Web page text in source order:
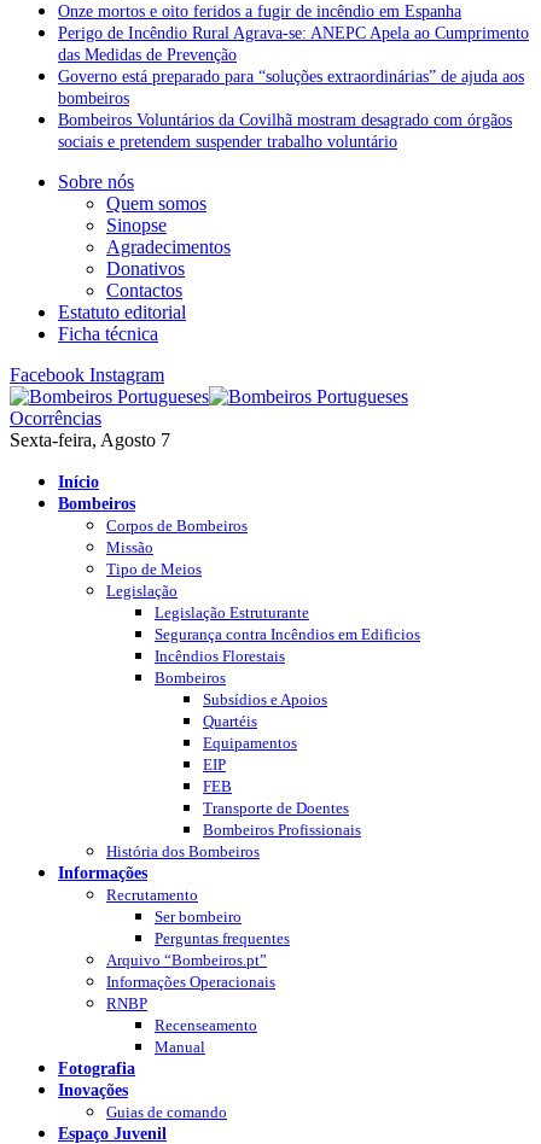
Onze mortos e oito feridos a fugir de incêndio em Espanha
Perigo de Incêndio Rural Agrava-se: ANEPC Apela ao Cumprimento
das Medidas de Prevenção
Governo está preparado para “soluções extraordinárias” de ajuda aos
bombeiros
Bombeiros Voluntários da Covilhã mostram desagrado com órgãos
sociais e pretendem suspender trabalho voluntário
Sobre nós
Quem somos
Sinopse
Agradecimentos
Donativos
Contactos
Estatuto editorial
Ficha técnica
Facebook Instagram
Ocorrências
Sexta-feira, Agosto 7
Início
Bombeiros
Corpos de Bombeiros
Missão
Tipo de Meios
Legislação
Legislação Estruturante
Segurança contra Incêndios em Edificios
Incêndios Florestais
Bombeiros
Subsídios e Apoios
Quartéis
Equipamentos
EIP
FEB
Transporte de Doentes
Bombeiros Profissionais
História dos Bombeiros
Informações
Recrutamento
Ser bombeiro
Perguntas frequentes
Arquivo “Bombeiros.pt”
Informações Operacionais
RNBP
Recenseamento
Manual
Fotografia
Inovações
Guias de comando
Espaço Juvenil